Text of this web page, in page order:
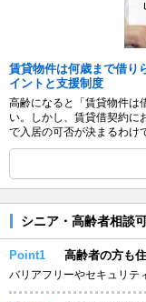
賃貸物件は何歳まで借り
イントと支援制度
高齢になると「賃貸物件は
い。しかし、賃貸借契約に
で入居の可否が決まるわけ
シニア・高齢者相談
Point1 高齢者の方も
バリアフリーやセキュリテ